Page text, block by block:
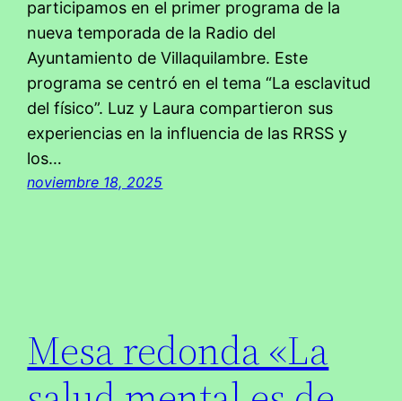
participamos en el primer programa de la
nueva temporada de la Radio del
Ayuntamiento de Villaquilambre. Este
programa se centró en el tema “La esclavitud
del físico”. Luz y Laura compartieron sus
experiencias en la influencia de las RRSS y
los…
noviembre 18, 2025
Mesa redonda «La